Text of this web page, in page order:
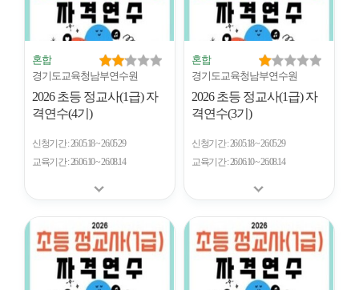
혼합
경기도교육청남부연수원
2026 초등 정교사(1급) 자
격연수(4기)
신청기간 26.05.18 ~ 26.05.29
교육기간 26.06.10 ~ 26.08.14
혼합
경기도교육청남부연수원
2026 초등 정교사(1급) 자
격연수(3기)
신청기간 26.05.18 ~ 26.05.29
교육기간 26.06.10 ~ 26.08.14